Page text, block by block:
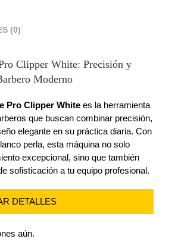
(0)
Clipper White: Precisión y
Moderno
Pro Clipper White es la herramienta
que buscan combinar precisión,
elegante en su práctica diaria. Con
perla, esta máquina no solo
excepcional, sino que también
sofisticación a tu equipo profesional.
DETALLES
aún.